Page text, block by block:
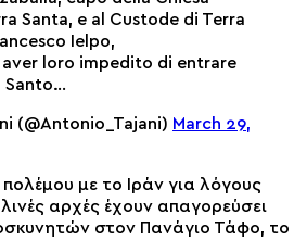
Santa, e al Custode di Terra
Ielpo,
loro impedito di entrare
Santo…
(@Antonio_Tajani) March 29,
με το Ιράν για λόγους
αρχές έχουν απαγορεύσει
στον Πανάγιο Τάφο, το